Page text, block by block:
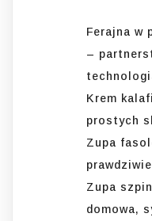
Ferajna w
–
Krem
prostych
Zupa
Zupa
domowa,